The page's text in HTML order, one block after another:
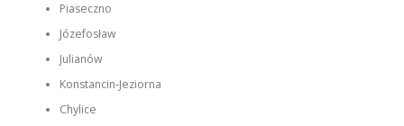
Piaseczno
Józefosław
Julianów
Konstancin‑Jeziorna
Chylice